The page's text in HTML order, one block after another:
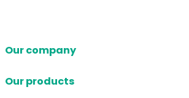
Our company
Our products